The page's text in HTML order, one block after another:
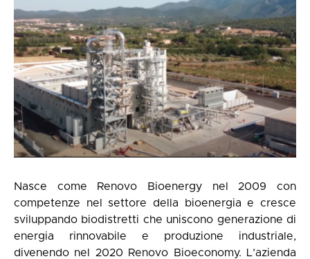
Nasce come Renovo Bioenergy nel 2009 con
competenze nel settore della bioenergia e cresce
sviluppando biodistretti che uniscono generazione di
energia rinnovabile e produzione industriale,
divenendo nel 2020 Renovo Bioeconomy. L’azienda